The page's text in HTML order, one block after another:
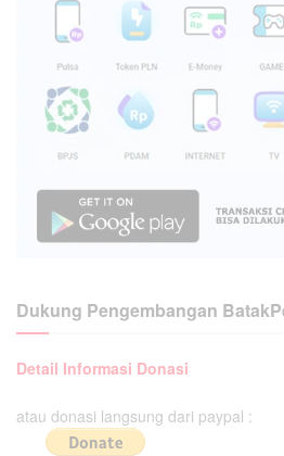
Dukung Pengembangan
Detail Informasi Donasi
atau donasi langsung dari paypal :